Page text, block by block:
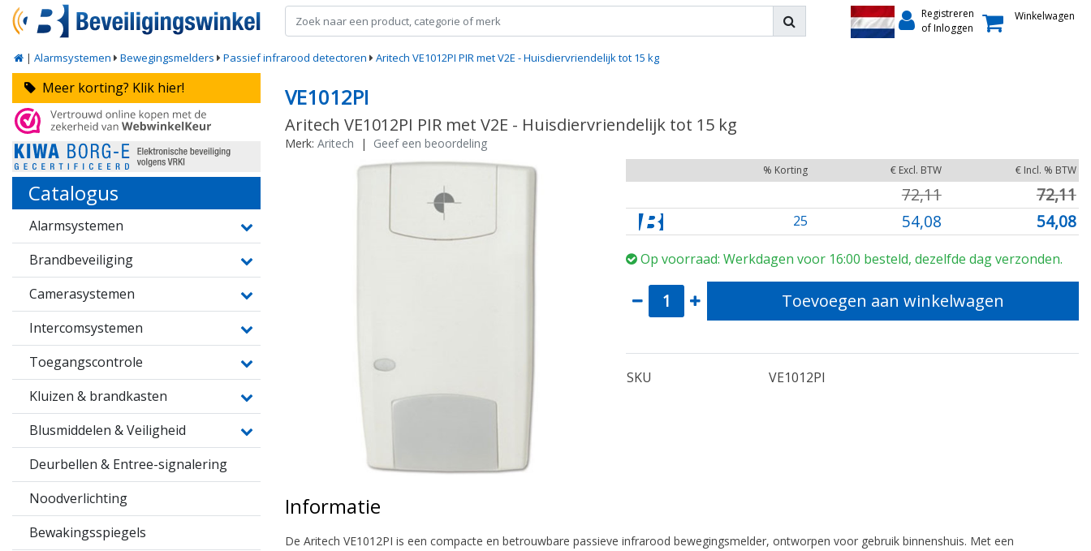
Registreren
of Inloggen
Winkelwagen
| Alarmsystemen Bewegingsmelders Passief infrarood detectoren Aritech VE1012PI PIR met V2E - Huisdiervriendelijk tot 15 kg
Meer korting? Klik hier!
Catalogus
Alarmsystemen
Brandbeveiliging
Camerasystemen
Intercomsystemen
Toegangscontrole
Kluizen & brandkasten
Blusmiddelen & Veiligheid
Deurbellen & Entree-signalering
Noodverlichting
Bewakingsspiegels
VE1012PI
Aritech VE1012PI PIR met V2E - Huisdiervriendelijk tot 15 kg
Merk: Aritech | Geef een beoordeling
% Korting € Excl. BTW € Incl. % BTW
72,11 72,11
25 54,08 54,08
Op voorraad: Werkdagen voor 16:00 besteld, dezelfde dag verzonden.
Toevoegen aan winkelwagen
SKU VE1012PI
Informatie
De Aritech VE1012PI is een compacte en betrouwbare passieve infrarood bewegingsmelder, ontworpen voor gebruik binnenshuis. Met een